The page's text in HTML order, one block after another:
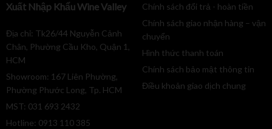
Xuất Nhập Khẩu Wine Valley
Địa chỉ: Tk26/44 Nguyễn Cảnh
Chân, Phường Cầu Kho, Quận 1,
HCM
Showroom: 167 Liên Phường,
Phường Phước Long, Tp. HCM
MST: 031 693 2432
Hotline: 0913 110 385
Chính sách đổi trả - hoàn tiền
Chính sách giao nhận hàng – vận
chuyển
Hình thức thanh toán
Chính sách bảo mật thông tin
Điều khoản giao dịch chung